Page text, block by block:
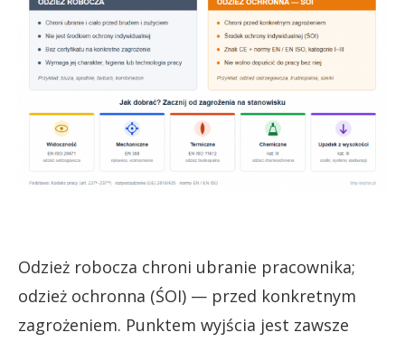
Odzież robocza chroni ubranie pracownika;
odzież ochronna (ŚOI) — przed konkretnym
zagrożeniem. Punktem wyjścia jest zawsze